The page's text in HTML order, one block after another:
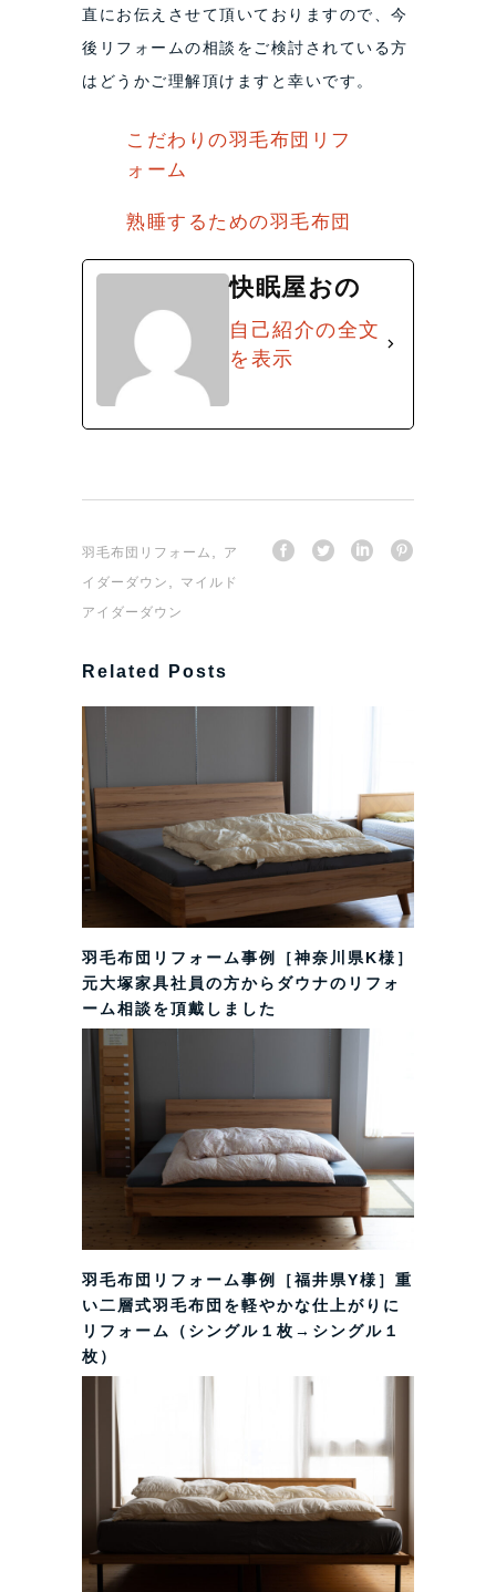
直にお伝えさせて頂いておりますので、今
後リフォームの相談をご検討されている方
はどうかご理解頂けますと幸いです。
こだわりの羽毛布団リフ
ォーム
熟睡するための羽毛布団
快眠屋おの
自己紹介の全文
を表示
羽毛布団リフォーム
ア
イダーダウン
マイルド
アイダーダウン
Related Posts
羽毛布団リフォーム事例［神奈川県K様］
元大塚家具社員の方からダウナのリフォ
ーム相談を頂戴しました
羽毛布団リフォーム事例［福井県Y様］重
い二層式羽毛布団を軽やかな仕上がりに
リフォーム（シングル１枚→シングル１
枚）